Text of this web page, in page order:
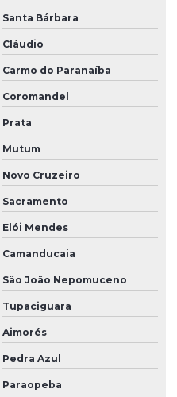
Santa Bárbara
Cláudio
Carmo do Paranaíba
Coromandel
Prata
Mutum
Novo Cruzeiro
Sacramento
Elói Mendes
Camanducaia
São João Nepomuceno
Tupaciguara
Aimorés
Pedra Azul
Paraopeba